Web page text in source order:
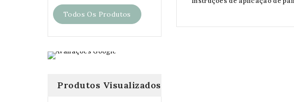
Todos Os Produtos
Produtos Visualizados